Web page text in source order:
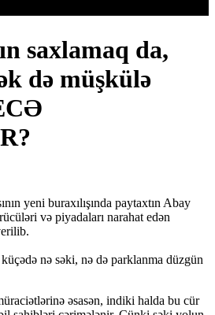
saxlamaq da,
də müşkülə
yeni buraxılışında paytaxtın Abay
və piyadaları narahat edən
nə səki, nə də parklanma düzgün
əsasən, indiki halda bu cür